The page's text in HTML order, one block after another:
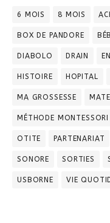
6 MOIS 8 MOIS
BOX DE PANDORE
DIABOLO DRAIN
HISTOIRE HOPITAL
MA GROSSESSE
MÉTHODE MONTESSORI
OTITE PARTENARIAT
SONORE SORTIES
USBORNE VIE